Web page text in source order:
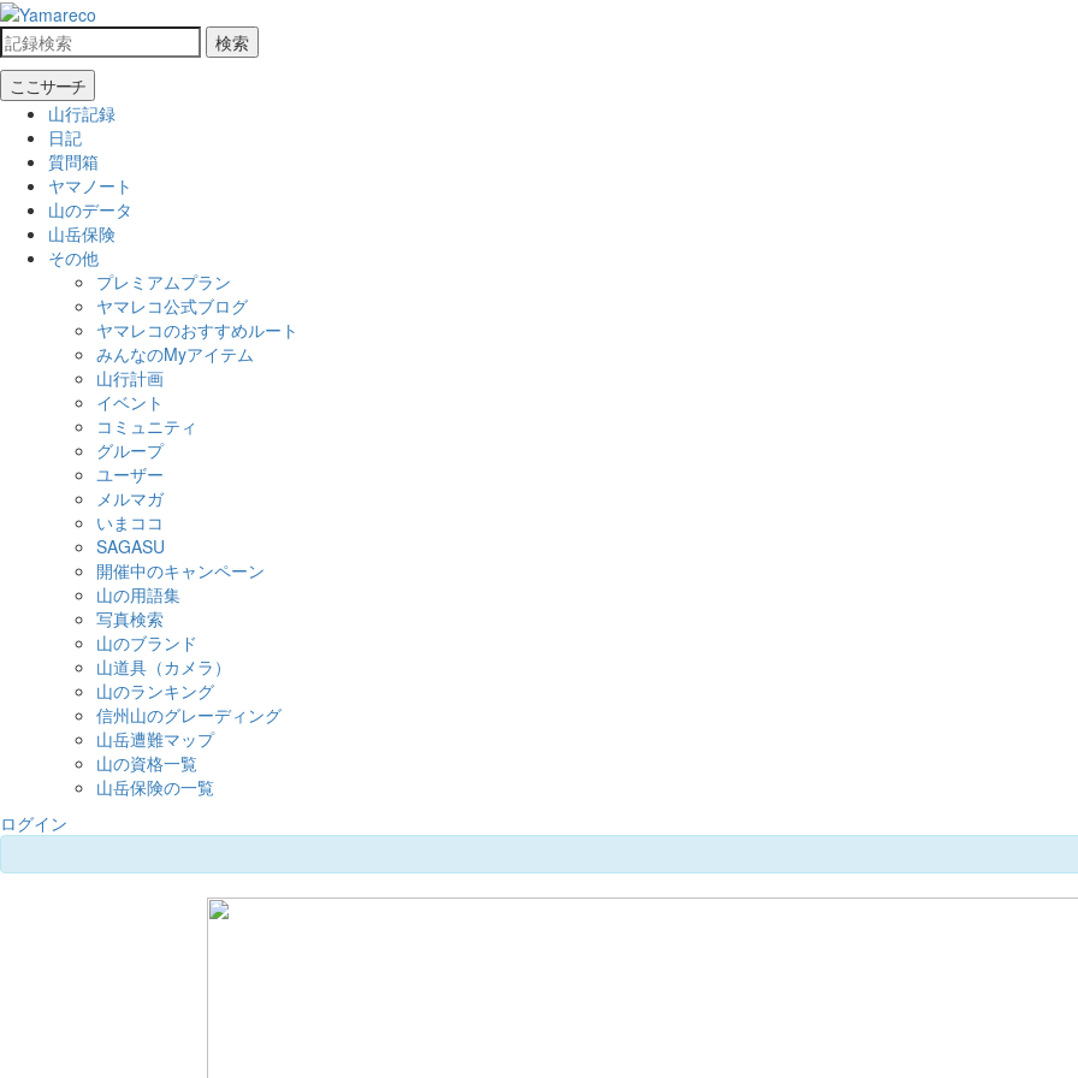
検索
ここサーチ
山行記録
日記
質問箱
ヤマノート
山のデータ
山岳保険
その他
プレミアムプラン
ヤマレコ公式ブログ
ヤマレコのおすすめルート
みんなのMyアイテム
山行計画
イベント
コミュニティ
グループ
ユーザー
メルマガ
いまココ
SAGASU
開催中のキャンペーン
山の用語集
写真検索
山のブランド
山道具（カメラ）
山のランキング
信州山のグレーディング
山岳遭難マップ
山の資格一覧
山岳保険の一覧
ログイン